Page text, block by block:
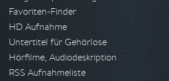
Favoriten-Finder
HD Aufnahme
Untertitel für Gehörlose
Hörfilme, Audiodeskription
RSS Aufnahmeliste